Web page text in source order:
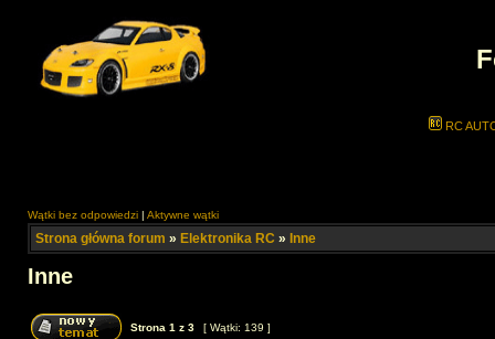
RC
Wątki bez odpowiedzi | Aktywne wątki
Strona główna forum » Elektronika RC » Inne
Inne
Strona 1 z 3 [ Wątki: 139 ]